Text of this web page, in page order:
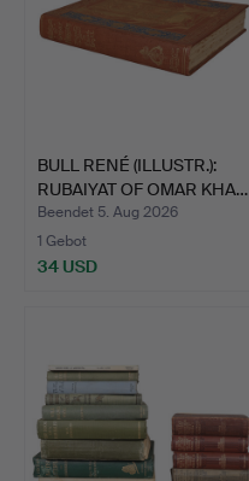
BULL RENÉ (ILLUSTR.):
RUBAIYAT OF OMAR KHA…
Beendet 5. Aug 2026
1 Gebot
34 USD